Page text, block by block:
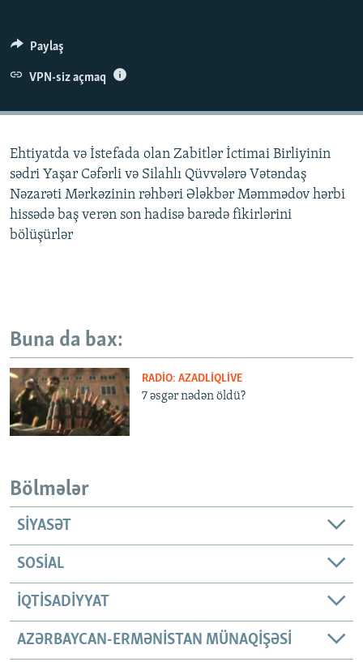
KARIKATURA
İSLAM VƏ DEMOKRATIYA
İZ - MƏDƏNIYYƏT PROQRAMI
PEŞƏ ETIKASI VƏ JURNALISTIKA STANDARTLARIMIZ
MATERIALLARIMIZDAN ISTIFADƏ
XƏBƏR BÜLLETENLƏRIMIZ
Paylaş
VPN-siz açmaq
Ehtiyatda və İstefada olan Zabitlər İctimai Birliyinin
sədri Yaşar Cəfərli və Silahlı Qüvvələrə Vətəndaş
Nəzarəti Mərkəzinin rəhbəri Ələkbər Məmmədov hərbi
hissədə baş verən son hadisə barədə fikirlərini
bölüşürlər
Buna da bax:
RADIO: AZADLIQLIVE
7 əsgər nədən öldü?
Bölmələr
SIYASƏT
SOSIAL
İQTISADIYYAT
AZƏRBAYCAN-ERMƏNISTAN MÜNAQIŞƏSI